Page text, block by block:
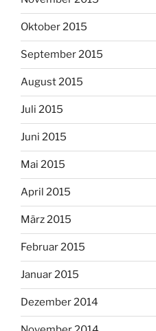
Oktober 2015
September 2015
August 2015
Juli 2015
Juni 2015
Mai 2015
April 2015
März 2015
Februar 2015
Januar 2015
Dezember 2014